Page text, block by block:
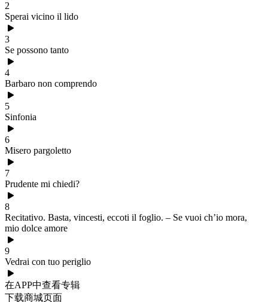
2
Sperai vicino il lido
3
Se possono tanto
4
Barbaro non comprendo
5
Sinfonia
6
Misero pargoletto
7
Prudente mi chiedi?
8
Recitativo. Basta, vincesti, eccoti il foglio. – Se vuoi ch’io mora,
mio dolce amore
9
Vedrai con tuo periglio
在APP中查看专辑
下载商城页面